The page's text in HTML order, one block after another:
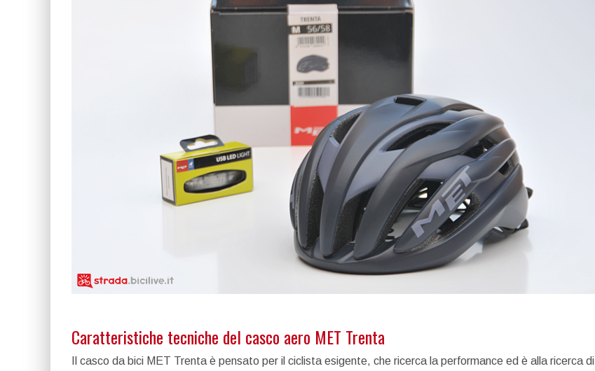
Caratteristiche tecniche del casco aero MET Trenta
Il casco da bici MET Trenta è pensato per il ciclista esigente, che ricerca la performance ed è alla ricerca di